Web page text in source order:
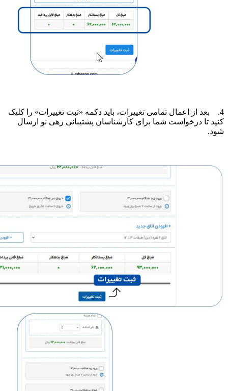
4. بعد از اعمال تمامی تغییرات، باید دکمه «ثبت تغییرات» را کلیک
کنید تا درخواست شما برای کارشناسان پشتیبانی رهی نو ارسال
شود.